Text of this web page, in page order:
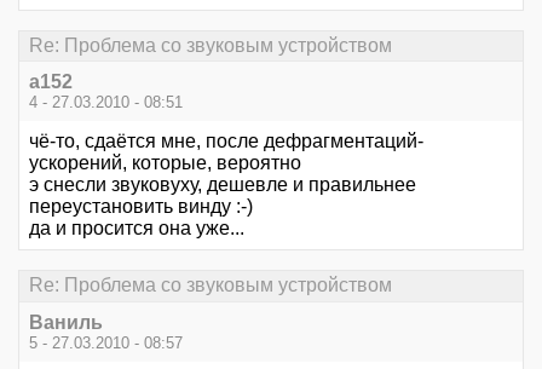
Re: Проблема со звуковым устройством
a152
4 - 27.03.2010 - 08:51
чё-то, сдаётся мне, после дефрагментаций-
ускорений, которые, вероятно
э снесли звуковуху, дешевле и правильнее
переустановить винду :-)
да и просится она уже...
Re: Проблема со звуковым устройством
Ваниль
5 - 27.03.2010 - 08:57